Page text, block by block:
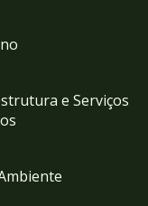
e Serviços